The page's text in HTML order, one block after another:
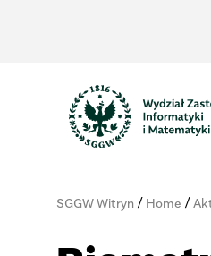
SGGW Witryn/ Home /